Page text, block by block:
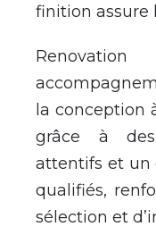
finition assure
la conception
grâce à des
attentifs et un
qualifiés,
sélection et